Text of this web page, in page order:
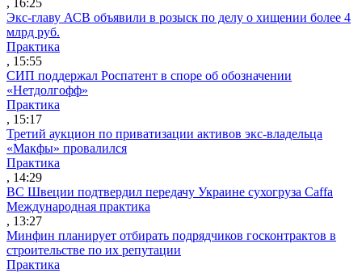
Экс-главу АСВ объявили в розыск по делу о хищении более 4
млрд руб.
Практика
, 15:55
СИП поддержал Роспатент в споре об обозначении
«Нетдолгофф»
Практика
, 15:17
Третий аукцион по приватизации активов экс-владельца
«Макфы» провалился
Практика
, 14:29
ВС Швеции подтвердил передачу Украине сухогруза Caffa
Международная практика
, 13:27
Минфин планирует отбирать подрядчиков госконтрактов в
строительстве по их репутации
Практика